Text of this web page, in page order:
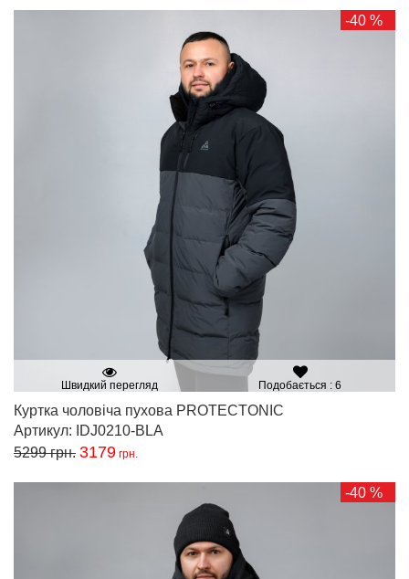
-40 %
Швидкий перегляд Подобається : 6
Куртка чоловіча пухова PROTECTONIC
Артикул: IDJ0210-BLA
5299грн. 3179 грн.
-40 %